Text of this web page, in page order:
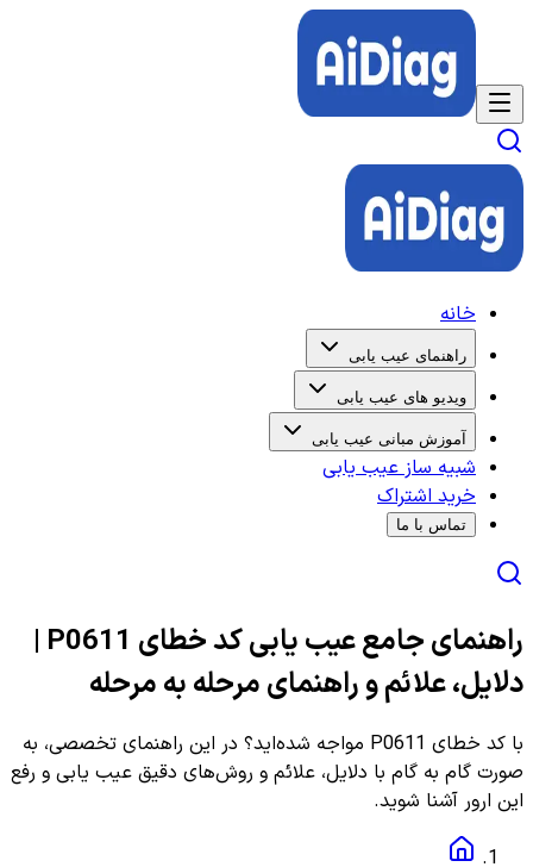
خانه
راهنمای عیب یابی
ویدیو های عیب یابی
آموزش مبانی عیب یابی
شبیه ساز عیب یابی
خرید اشتراک
تماس با ما
راهنمای جامع عیب یابی کد خطای P0611 |
دلایل، علائم و راهنمای مرحله به مرحله
با کد خطای P0611 مواجه شده‌اید؟ در این راهنمای تخصصی، به
صورت گام به گام با دلایل، علائم و روش‌های دقیق عیب یابی و رفع
این ارور آشنا شوید.